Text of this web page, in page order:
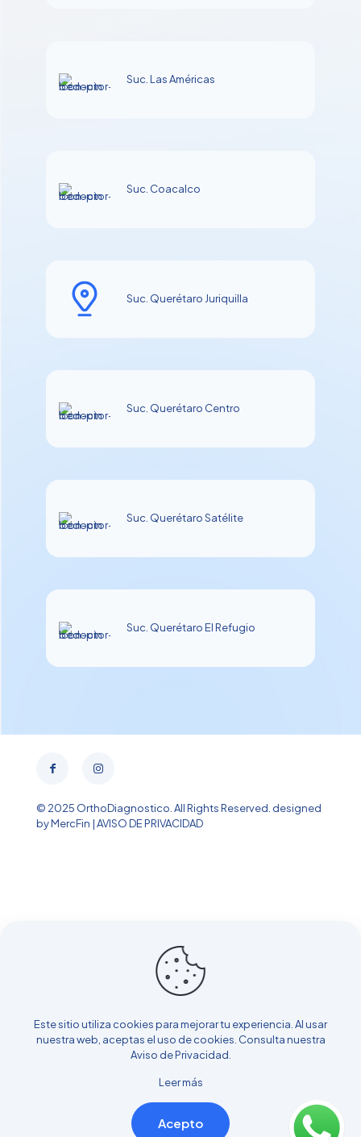
Suc. Las Américas
Suc. Coacalco
Suc. Querétaro Juriquilla
Suc. Querétaro Centro
Suc. Querétaro Satélite
Suc. Querétaro El Refugio
© 2025 OrthoDiagnostico. All Rights Reserved. designed
by MercFin |AVISO DE PRIVACIDAD
Este sitio utiliza cookies para mejorar tu experiencia. Al usar
nuestra web, aceptas el uso de cookies. Consulta nuestra
Aviso de Privacidad
Leer más
Acepto